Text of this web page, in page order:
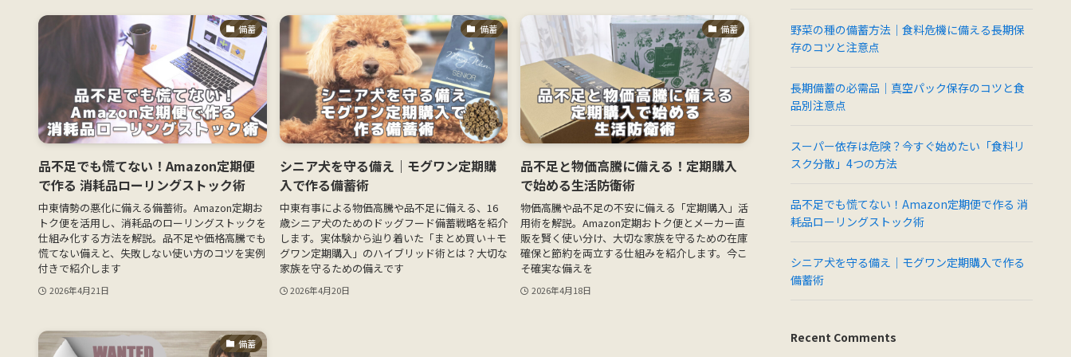
備蓄
品不足でも慌てない！Amazon定期便
で作る 消耗品ローリングストック術
中東情勢の悪化に備える備蓄術。Amazon定期お
トク便を活用し、消耗品のローリングストックを
仕組み化する方法を解説。品不足や価格高騰でも
慌てない備えと、失敗しない使い方のコツを実例
付きで紹介します
2026年4月21日
備蓄
シニア犬を守る備え｜モグワン定期購
入で作る備蓄術
中東有事による物価高騰や品不足に備える、16
歳シニア犬のためのドッグフード備蓄戦略を紹介
します。実体験から辿り着いた「まとめ買い＋モ
グワン定期購入」のハイブリッド術とは？大切な
家族を守るための備えです
2026年4月20日
備蓄
品不足と物価高騰に備える！定期購入
で始める生活防衛術
物価高騰や品不足の不安に備える「定期購入」活
用術を解説。Amazon定期おトク便とメーカー直
販を賢く使い分け、大切な家族を守るための在庫
確保と節約を両立する仕組みを紹介します。今こ
そ確実な備えを
2026年4月18日
備蓄
野菜の種の備蓄方法｜食料危機に備える長期保
存のコツと注意点
長期備蓄の必需品｜真空パック保存のコツと食
品別注意点
スーパー依存は危険？今すぐ始めたい「食料リ
スク分散」4つの方法
品不足でも慌てない！Amazon定期便で作る 消
耗品ローリングストック術
シニア犬を守る備え｜モグワン定期購入で作る
備蓄術
Recent Comments